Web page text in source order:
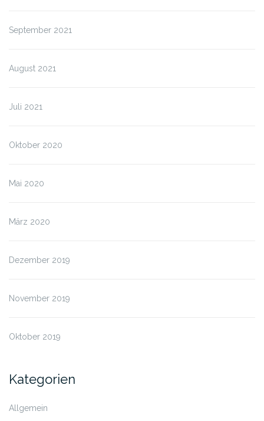
September 2021
August 2021
Juli 2021
Oktober 2020
Mai 2020
März 2020
Dezember 2019
November 2019
Oktober 2019
Kategorien
Allgemein